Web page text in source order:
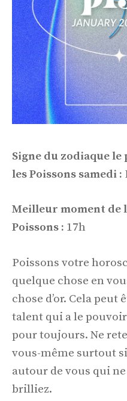
Signe du zodiaque
les Poissons samedi :
Meilleur moment de
Poissons : 17h
Poissons votre
quelque chose en
chose d’or. Cela peut
talent qui a le
pour toujours. Ne
vous-même surtout
autour de vous qui
brilliez.